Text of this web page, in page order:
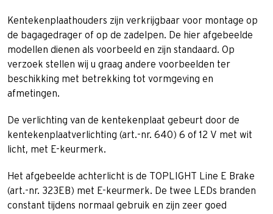
Kentekenplaathouders zijn verkrijgbaar voor montage op
de bagagedrager of op de zadelpen. De hier afgebeelde
modellen dienen als voorbeeld en zijn standaard. Op
verzoek stellen wij u graag andere voorbeelden ter
beschikking met betrekking tot vormgeving en
afmetingen.
De verlichting van de kentekenplaat gebeurt door de
kentekenplaatverlichting (art.-nr. 640) 6 of 12 V met wit
licht, met E-keurmerk.
Het afgebeelde achterlicht is de TOPLIGHT Line E Brake
(art.-nr. 323EB) met E-keurmerk. De twee LEDs branden
constant tijdens normaal gebruik en zijn zeer goed